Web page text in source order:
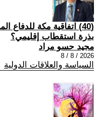
(40) اتفاقية مكة
بذرة استقطاب إقليمي؟
مجيد حسو مراد
2026 / 8 / 8
السياسة والعلاقات الدولية